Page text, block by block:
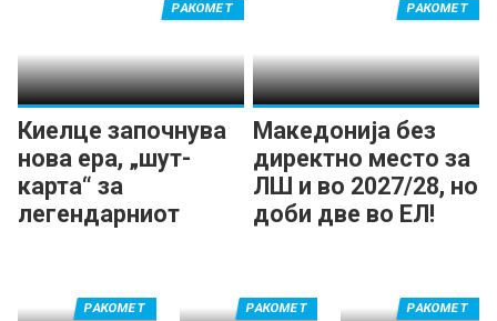
Киелце започнува
нова ера, „шут-
карта“ за
легендарниот
РАКОМЕТ
Македонија без
директно место за
ЛШ и во 2027/28, но
доби две во ЕЛ!
РАКОМЕТ
РАКОМЕТ РАКОМЕТ РАКОМЕТ